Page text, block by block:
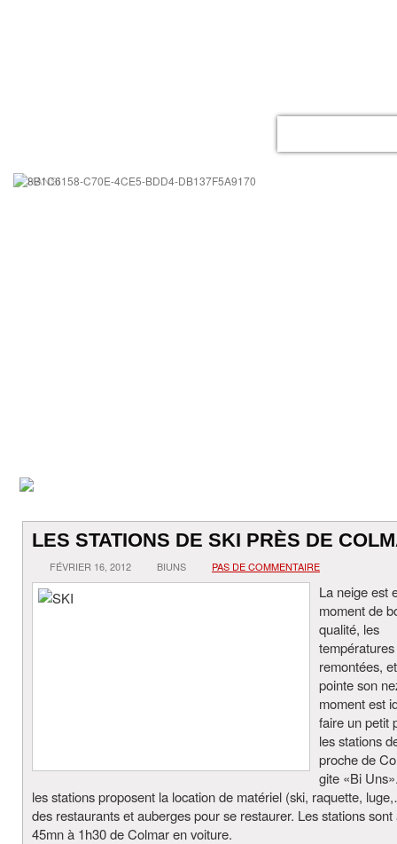
LES STATIONS DE SKI PRÈS DE
FÉVRIER 16, 2012 BIUNS PAS DE COMMENTAIRE
La neige est
moment de
qualité, les
remontées,
pointe son
moment est
faire un petit
les stations
proche de
gite «Bi
les stations proposent la location de matériel (ski, raquette,
des restaurants et auberges pour se restaurer. Les stations sont
45mn à 1h30 de Colmar en voiture.